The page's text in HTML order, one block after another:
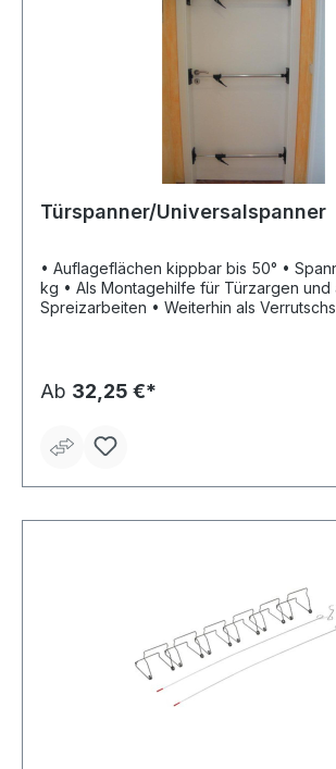
Türspanner/Universalspanner
• Auflageflächen kippbar bis 50° • Spannkraft bis zu 90
kg • Als Montagehilfe für Türzargen und allgemeine
Spreizarbeiten • Weiterhin als Verrutschsicherung im
Ab 32,25 €*